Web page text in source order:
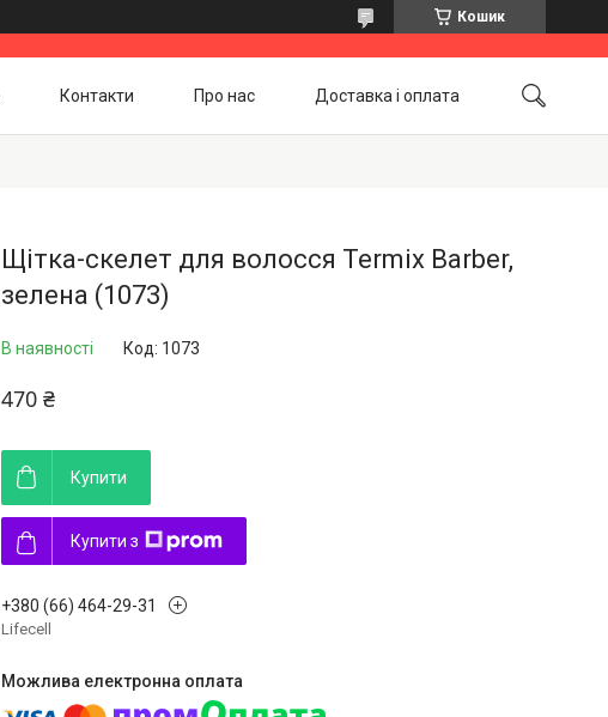
Кошик
Контакти Про нас Доставка і оплата
Щітка-скелет для волосся Termix Barber,
зелена (1073)
В наявності Код: 1073
470 ₴
Купити
Купити з
+380 (66) 464-29-31
Lifecell